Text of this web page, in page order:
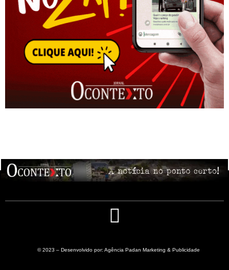
© 2023 – Desenvolvido por: Agência Padan Marketing & Publicidade